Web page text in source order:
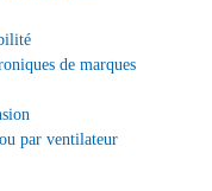
de marques
par ventilateur